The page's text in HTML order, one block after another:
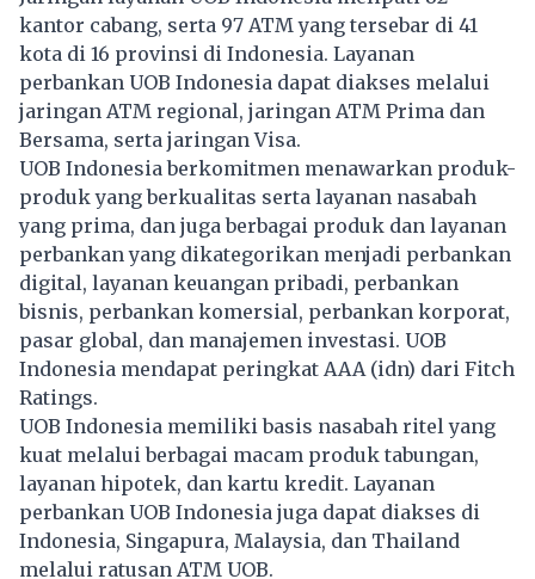
kantor cabang, serta 97 ATM yang tersebar di 41
kota di 16 provinsi di Indonesia. Layanan
perbankan UOB Indonesia dapat diakses melalui
jaringan ATM regional, jaringan ATM Prima dan
Bersama, serta jaringan Visa.
UOB Indonesia berkomitmen menawarkan produk-
produk yang berkualitas serta layanan nasabah
yang prima, dan juga berbagai produk dan layanan
perbankan yang dikategorikan menjadi perbankan
digital, layanan keuangan pribadi, perbankan
bisnis, perbankan komersial, perbankan korporat,
pasar global, dan manajemen investasi. UOB
Indonesia mendapat peringkat AAA (idn) dari Fitch
Ratings.
UOB Indonesia memiliki basis nasabah ritel yang
kuat melalui berbagai macam produk tabungan,
layanan hipotek, dan kartu kredit. Layanan
perbankan UOB Indonesia juga dapat diakses di
Indonesia, Singapura, Malaysia, dan Thailand
melalui ratusan ATM UOB.